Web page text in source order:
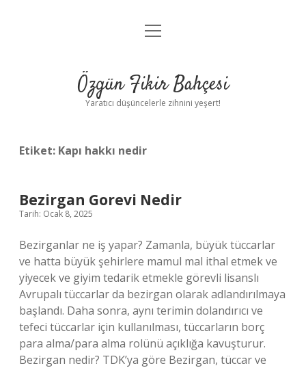
Anasayfa
Yasal Uyarı
menüyü
Özgün Fikir Bahçesi
Yaratıcı düşüncelerle zihnini yeşert!
Etiket: Kapı hakkı nedir
Bezirgan Gorevi Nedir
Tarih: Ocak 8, 2025
Bezirganlar ne iş yapar? Zamanla, büyük tüccarlar
ve hatta büyük şehirlere mamul mal ithal etmek ve
yiyecek ve giyim tedarik etmekle görevli lisanslı
Avrupalı ​​tüccarlar da bezirgan olarak adlandırılmaya
başlandı. Daha sonra, aynı terimin dolandırıcı ve
tefeci tüccarlar için kullanılması, tüccarların borç
para alma/para alma rolünü açıklığa kavuşturur.
Bezirgan nedir? TDK’ya göre Bezirgan, tüccar ve